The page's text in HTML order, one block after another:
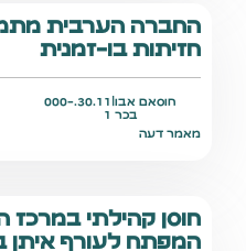
החברה הערבית
חזיתות בו-זמנית
חוסאם אבו
בכר
|
30.11.-000
1
מאמר דעה
חוסן קהילתי במרכז
המפתח לעורף איתן